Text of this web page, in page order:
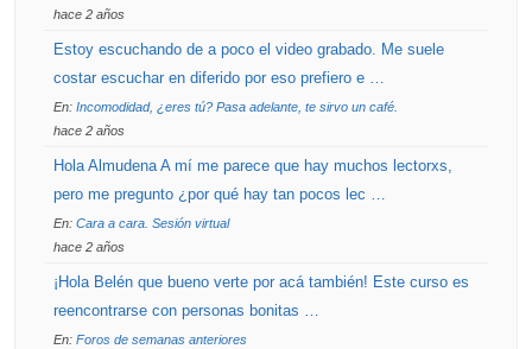
hace 2 años
Estoy escuchando de a poco el video grabado. Me suele
costar escuchar en diferido por eso prefiero e …
En: Incomodidad, ¿eres tú? Pasa adelante, te sirvo un café.
hace 2 años
Hola Almudena A mí me parece que hay muchos lectorxs,
pero me pregunto ¿por qué hay tan pocos lec …
En: Cara a cara. Sesión virtual
hace 2 años
¡Hola Belén que bueno verte por acá también! Este curso es
reencontrarse con personas bonitas …
En: Foros de semanas anteriores